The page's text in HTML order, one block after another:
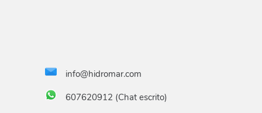
info@hidromar.com
607620912 (Chat escrito)